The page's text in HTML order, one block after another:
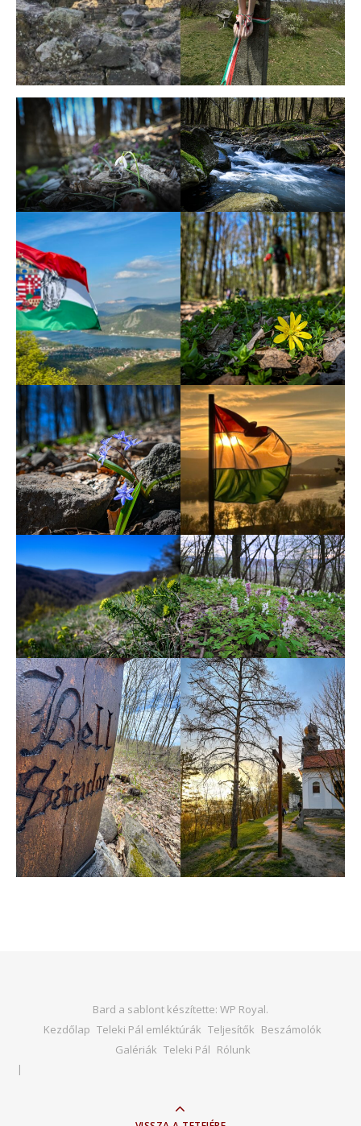
Bard a sablont készítette: WP Royal.
Kezdőlap Teleki Pál emléktúrák Teljesítők Beszámolók
Galériák Teleki Pál Rólunk